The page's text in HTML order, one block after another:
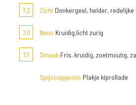
7,2
Zicht Donkergeel, helder,
7,0 Neus Kruidig,licht zurig
7,1 Smaak Fris, kruidig, zoetmoutig,
Spijssuggestie Plakje kiprollade